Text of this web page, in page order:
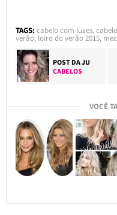
TAGS: cabelo com luzes,
verão, loiro do verão 2015,
POST DAJU
CABELOS
VOCÊ